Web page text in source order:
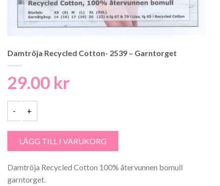
Damtröja Recycled Cotton- 2539 – Garntorget
29.00 kr
Damtröja Recycled Cotton- 2539 - Garntorget mängd
LÄGG TILL I VARUKORG
Damtröja Recycled Cotton 100% återvunnen bomull
garntorget.